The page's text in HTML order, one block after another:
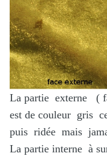
La partie externe (
est de couleur gris
puis ridée mais
La partie interne à